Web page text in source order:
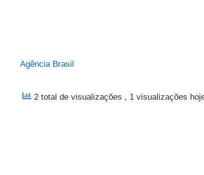
Agência Brasil
2 total de visualizações , 1 visualizações